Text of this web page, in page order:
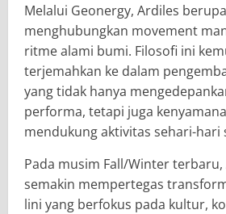
Melalui Geonergy, Ardiles
menghubungkan movement
ritme alami bumi. Filosofi ini
terjemahkan ke dalam
yang tidak hanya
performa, tetapi juga
mendukung aktivitas sehari-hari
Pada musim Fall/Winter
semakin mempertegas
lini yang berfokus pada kultur,